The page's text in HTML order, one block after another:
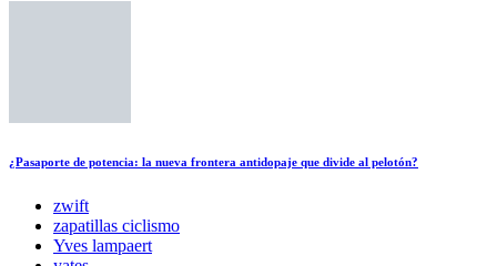
¿Pasaporte de potencia: la nueva frontera antidopaje que divide al pelotón?
zwift
zapatillas ciclismo
Yves lampaert